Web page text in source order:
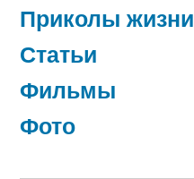
Приколы жизни
Статьи
Фильмы
Фото